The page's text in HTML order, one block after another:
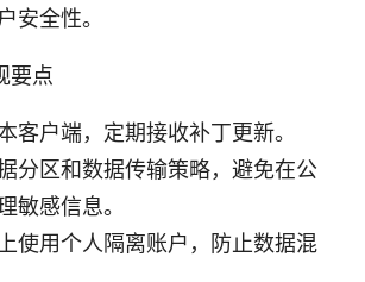
安全性。
要点
客户端，定期接收补丁更新。
分区和数据传输策略，避免在公
敏感信息。
使用个人隔离账户，防止数据混